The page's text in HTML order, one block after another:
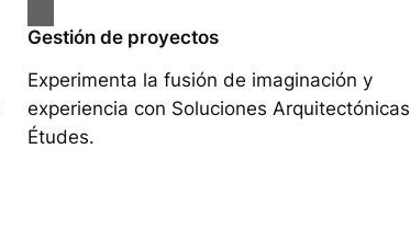
Gestión de proyectos
Experimenta la fusión de imaginación y
experiencia con Soluciones Arquitectónicas
Études.